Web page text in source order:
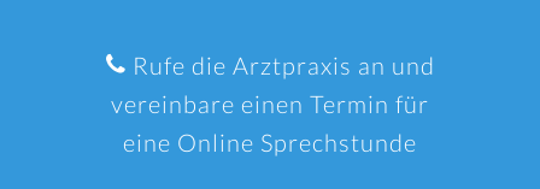
Rufe die Arztpraxis an und
vereinbare einen Termin für
eine Online Sprechstunde